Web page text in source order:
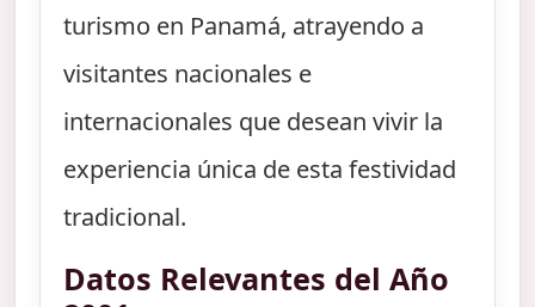
turismo en Panamá, atrayendo a
visitantes nacionales e
internacionales que desean vivir la
experiencia única de esta festividad
tradicional.
Datos Relevantes del Año